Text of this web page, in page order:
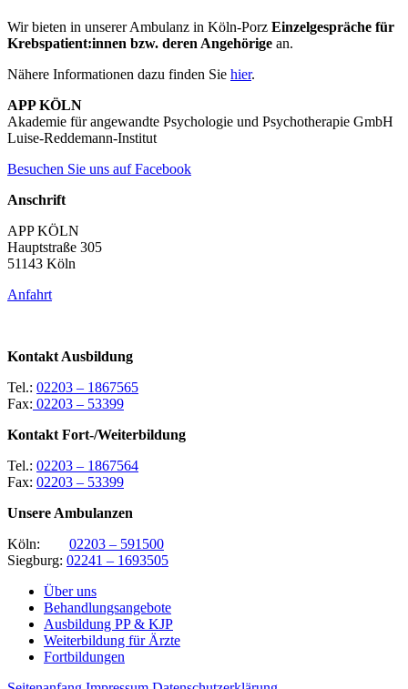
Wir bieten in unserer Ambulanz in Köln-Porz Einzelgespräche für
Krebspatient:innen bzw. deren Angehörige an.
Nähere Informationen dazu finden Sie hier.
APP KÖLN
Akademie für angewandte Psychologie und Psychotherapie GmbH
Luise-Reddemann-Institut
Besuchen Sie uns auf Facebook
Anschrift
APP KÖLN
Hauptstraße 305
51143 Köln
Anfahrt
Kontakt Ausbildung
Tel.: 02203 – 1867565
Fax: 02203 – 53399
Kontakt Fort-/Weiterbildung
Tel.: 02203 – 1867564
Fax: 02203 – 53399
Unsere Ambulanzen
Köln: 02203 – 591500
Siegburg: 02241 – 1693505
Über uns
Behandlungsangebote
Ausbildung PP & KJP
Weiterbildung für Ärzte
Fortbildungen